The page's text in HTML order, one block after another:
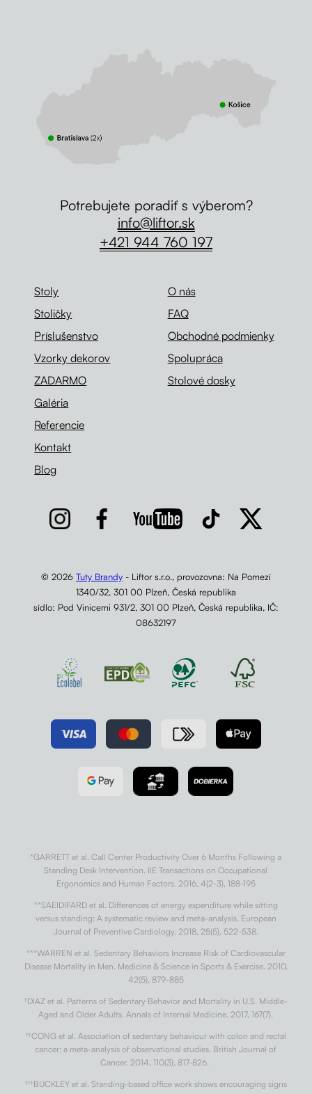
Stoly
Stoličky
Príslušenstvo
Vzorky dekorov
ZADARMO
Galéria
Referencie
Kontakt
Blog
O nás
FAQ
Obchodné podmienky
Spolupráca
Stolové dosky
Potrebujete poradiť s výberom?
info@liftor.sk
+421 944 760 197
© 2026 Tuty Brandy- Liftor s.r.o., provozovna: Na Pomezí
1340/32, 301 00 Plzeň, Česká republika
sídlo: Pod Vinicemi 931/2, 301 00 Plzeň, Česká republika, IČ:
08632197
*GARRETT et al. Call Center Productivity Over 6 Months Following a
Standing Desk Intervention. IIE Transactions on Occupational
Ergonomics and Human Factors. 2016, 4(2-3), 188-195
**SAEIDIFARD et al. Differences of energy expenditure while sitting
versus standing: A systematic review and meta-analysis. European
Journal of Preventive Cardiology. 2018, 25(5), 522-538.
***WARREN et al. Sedentary Behaviors Increase Risk of Cardiovascular
Disease Mortality in Men. Medicine & Science in Sports & Exercise. 2010,
42(5), 879-885
†DIAZ et al. Patterns of Sedentary Behavior and Mortality in U.S. Middle-
Aged and Older Adults. Annals of Internal Medicine. 2017, 167(7).
††CONG et al. Association of sedentary behaviour with colon and rectal
cancer: a meta-analysis of observational studies. British Journal of
Cancer. 2014, 110(3), 817-826.
†††BUCKLEY et al. Standing-based office work shows encouraging signs